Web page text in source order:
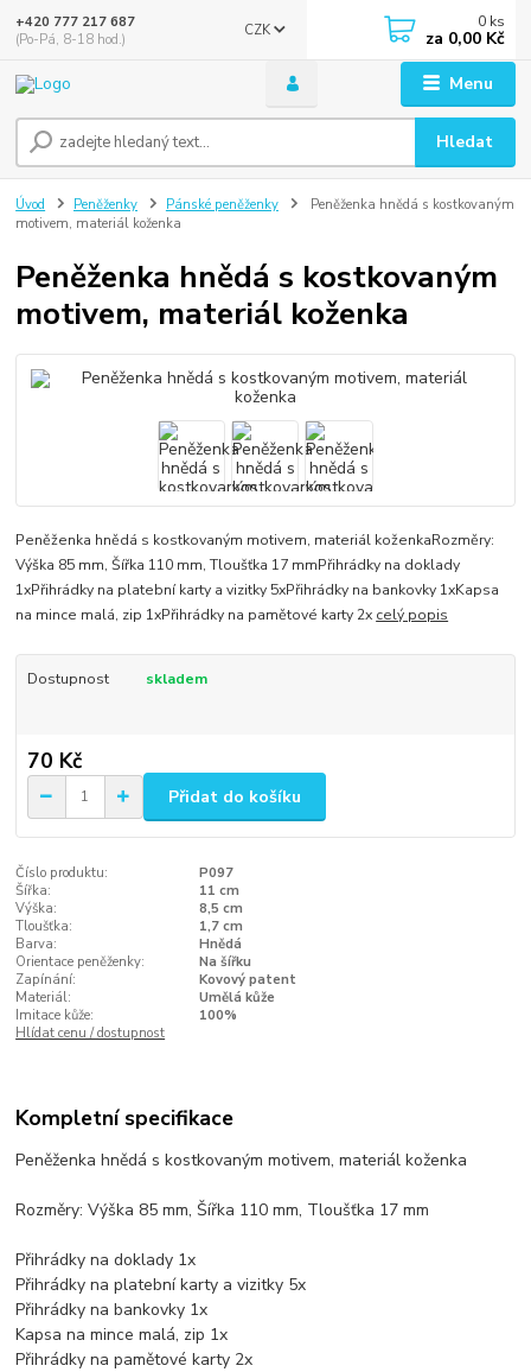
Menu
CZK
Hledat
+420 777 217 687
(Po-Pá, 8-18 hod.)
0 ks
za 0,00 Kč
Úvod Peněženky Pánské peněženky
Peněženka hnědá s kostkovaným
motivem, materiál koženka
Peněženka hnědá s kostkovaným
motivem, materiál koženka
Peněženka hnědá s kostkovaným motivem, materiál koženkaRozměry:
Výška 85 mm, Šířka 110 mm, Tloušťka 17 mmPřihrádky na doklady
1xPřihrádky na platební karty a vizitky 5xPřihrádky na bankovky 1xKapsa
na mince malá, zip 1xPřihrádky na pamětové karty 2x celý popis
Dostupnost skladem
70 Kč
Přidat do košíku
Číslo produktu:
P097
Šířka:
11 cm
Výška:
8,5 cm
Tloušťka:
1,7 cm
Barva:
Hnědá
Orientace peněženky:
Na šířku
Zapínání:
Kovový patent
Materiál:
Umělá kůže
Imitace kůže:
100%
Hlídat cenu / dostupnost
Kompletní specifikace
Peněženka hnědá s kostkovaným motivem, materiál koženka
Rozměry: Výška 85 mm, Šířka 110 mm, Tloušťka 17 mm
Přihrádky na doklady 1x
Přihrádky na platební karty a vizitky 5x
Přihrádky na bankovky 1x
Kapsa na mince malá, zip 1x
Přihrádky na pamětové karty 2x